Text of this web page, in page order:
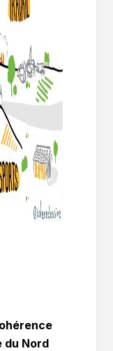
du Nord